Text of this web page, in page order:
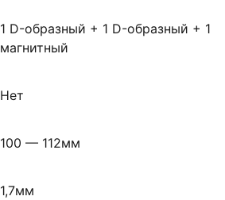
1 D-образный + 1 D-образный + 1
магнитный
Нет
100 — 112мм
1,7мм